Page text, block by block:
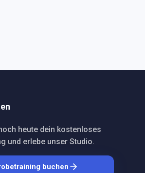
heute dein kostenloses
und erlebe unser Studio.
buchen